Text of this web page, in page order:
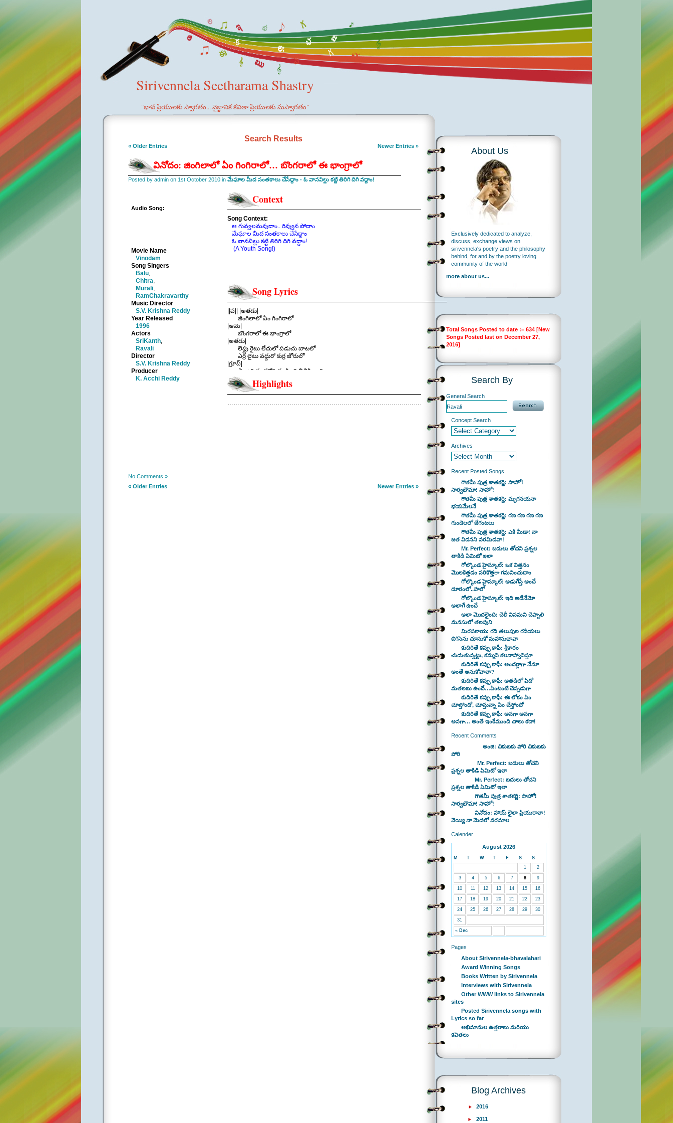
Sirivennela Seetharama Shastry
"భావ ప్రియులకు స్వాగతం... వైజ్ఞానిక కవితా ప్రియులకు సుస్వాగతం"
Search Results
« Older Entries Newer Entries »
వినోదం: జింగిలాలో ఏం గింగిరాలో… బొంగరాలో ఈ భాంగ్రాలో
Posted by admin on 1st October 2010 in మేఘాల మీద సంతకాలు చేసేద్దాం - ఓ వానవిల్లు కట్టి తిరిగి దిగి వద్దాం!
Audio Song:
Movie Name
Vinodam
Song Singers
Balu,
Chitra,
Murali,
RamChakravarthy
Music Director
S.V. Krishna Reddy
Year Released
1996
Actors
SriKanth,
Ravali
Director
S.V. Krishna Reddy
Producer
K. Acchi Reddy
Context
Song Context:
ఆ గువ్వలమవుదాం.. రివ్వున పోదాం
మేఘాల మీద సంతకాలు చేసేద్దాం
ఓ వానవిల్లు కట్టి తిరిగి దిగి వద్దాం!
(A Youth Song!)
Song Lyrics
||ప|| |అతడు|
జింగిలాలో ఏం గింగిరాలో
|ఆమె|
బొంగరాలో ఈ భాంగ్రాలో
|అతడు|
లెఫ్టు రైటు లేదులో పడుచు బాటలో
ఎర్ర లైటు వద్దురో కుర్ర జోరులో
|గ్రూప్|
చిన్నారి ఈ చకోరి చూపింది చిలిపి దారి
ఓరోరి బ్రహ్మచారి.. వదిలేస్తే వెరీ సారీ
|ఆమె|
పారాహుషారు పాటలందుకో
Highlights
………………………………………………………………………………………………..
No Comments »
« Older Entries
Newer Entries »
About Us
Exclusively dedicated to analyze,
discuss, exchange views on
sirivennela's poetry and the philosophy
behind, for and by the poetry loving
community of the world
more about us...
Total Songs Posted to date := 634 [New
Songs Posted last on December 27,
2016]
Search By
General Search
Concept Search
Archives
Recent Posted Songs
గౌతమీ పుత్ర శాతకర్ణి: సాహో!
సార్వభౌమా! సాహో!
గౌతమీ పుత్ర శాతకర్ణి: మృగనయనా
భయమేలనే
గౌతమీ పుత్ర శాతకర్ణి: గణ గణ గణ గణ
గుండెలలో జేగంటలు
గౌతమీ పుత్ర శాతకర్ణి: ఎకి మీడా! నా
జత విడనని వరమిడవా!
Mr. Perfect: బదులు తోచని ప్రశ్నల
తాకిడి ఏమిటో ఇలా
గోల్కొండ హైస్కూల్: ఒక విత్తనం
మొలకెత్తడం సరికొత్తగా గమనించుదాం
గోల్కొండ హైస్కూల్: అడుగేస్తే అందే
దూరంలో..హలో
గోల్కొండ హైస్కూల్: ఇది అదేనేమో
అలాగే ఉందే
అలా మొదలైంది: చెలీ వినమని చెప్పాలి
మనసులో తలపుని
మిరపకాయ: గది తలుపుల గడియలు
బిగిసెను చూసుకో మహానుభావా
కుదిరితే కప్పు కాఫీ: శ్రీకారం
చుడుతున్నట్టు, కమ్మని కలనాహ్వానిస్తూ
కుదిరితే కప్పు కాఫీ: అందర్లాగా నేనూ
అంతే అనుకోవాలా?
కుదిరితే కప్పు కాఫీ: అతడిలో ఏదో
మతలబు ఉందే…ఏంటంటే చెప్పడుగా
కుదిరితే కప్పు కాఫీ: ఈ లోకం ఏం
చూస్తోందో, చూస్తున్నా ఏం చేస్తోందో
కుదిరితే కప్పు కాఫీ: అనగా అనగా
అనగా… అంతే ఇంకేముంది చాలు కదా!
Recent Comments
అంజి: చికుబకు పోరి చికుబకు
పోరి
Mr. Perfect: బదులు తోచని
ప్రశ్నల తాకిడి ఏమిటో ఇలా
Mr. Perfect: బదులు తోచని
ప్రశ్నల తాకిడి ఏమిటో ఇలా
గౌతమీ పుత్ర శాతకర్ణి: సాహో!
సార్వభౌమా! సాహో!
వినోదం: హాయ్ లైలా ప్రియురాలా!
వెయ్యి నా మెడలో వరమాల
Calender
August 2026
M T W T F S S
« Dec
1 2
3 4 5 6 7 8 9
10 11 12 13 14 15 16
17 18 19 20 21 22 23
24 25 26 27 28 29 30
31
Pages
About Sirivennela-bhavalahari
Award Winning Songs
Books Written by Sirivennela
Interviews with Sirivennela
Other WWW links to Sirivennela
sites
Posted Sirivennela songs with
Lyrics so far
అభిమానుల ఉత్తరాలు మరియు
కవితలు
Blog Archives
2016
2011